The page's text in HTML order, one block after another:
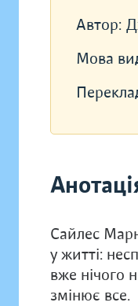
Автор:
Мова
Сайлес
у житті:
вже нічого
змінює все.